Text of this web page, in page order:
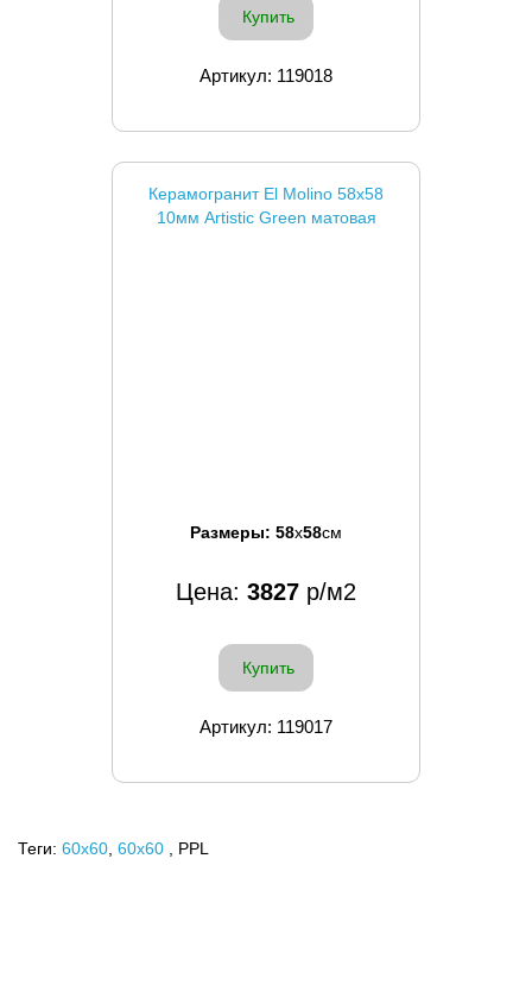
Купить
Артикул: 119018
Керамогранит El Molino 58x58
10мм Artistic Green матовая
Размеры: 58x58см
Цена: 3827 р/м2
Купить
Артикул: 119017
Теги: 60x60 60х60 , PPL